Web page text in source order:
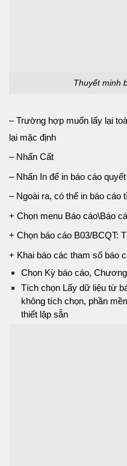
Thuyết minh
– Trường hợp muốn lấy lại
lại mặc định
– Nhấn Cất
– Nhấn In để in báo cáo
– Ngoài ra, có thể in báo cáo
+ Chọn menu Báo cáo\Báo
+ Chọn báo cáo B03/BCQT:
+ Khai báo các tham số báo
Chọn Kỳ báo cáo, Chương
Tích chọn Lấy dữ liệu từ
không tích chọn, phần
thiết lập sẵn